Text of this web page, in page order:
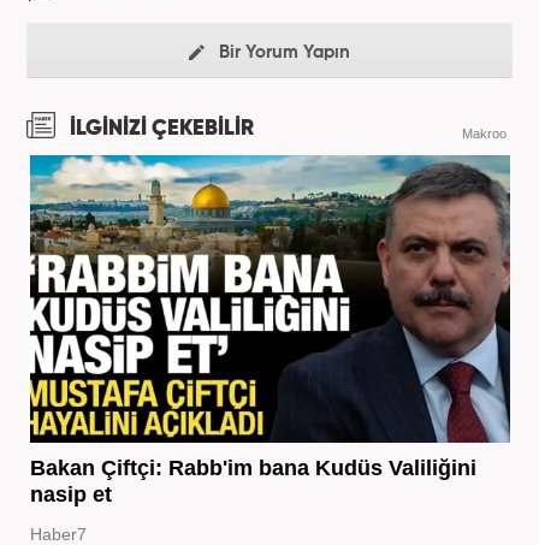
Bir Yorum Yapın
İLGİNİZİ ÇEKEBİLİR Makroo
Bakan Çiftçi: Rabb'im bana Kudüs Valiliğini
nasip et
Haber7